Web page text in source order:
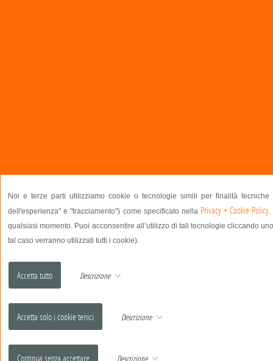
Noi e terze parti utilizziamo cookie o tecnologie simili per finalità
dell'esperienza" e "tracciamento") come specificato nella Privacy + Cookie Policy.
qualsiasi momento. Puoi acconsentire all’utilizzo di tali tecnologie cliccando
tal caso verranno utilizzati tutti i cookie).
Descrizione
Descrizione
Descrizione